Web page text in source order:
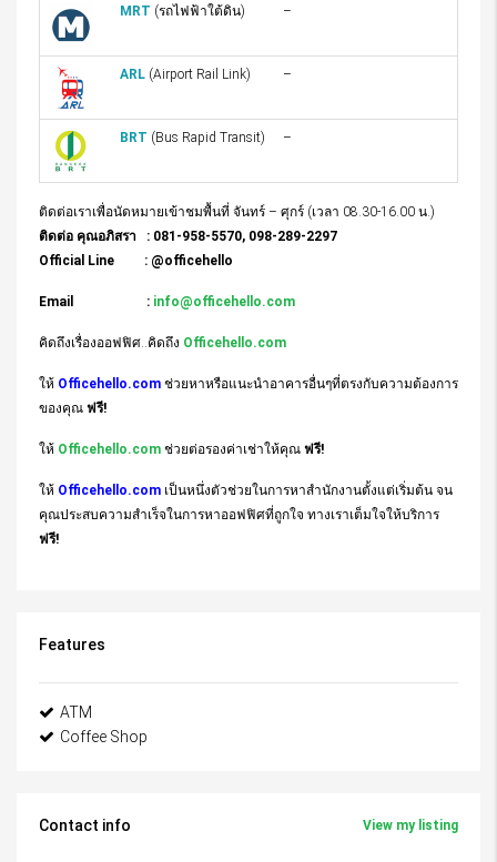
MRT (รถไฟฟ้าใต้ดิน) –
ARL (Airport Rail Link) –
BRT (Bus Rapid Transit) –
ติดต่อเราเพื่อนัดหมายเข้าชมพื้นที่ จันทร์ – ศุกร์ (เวลา 08.30-16.00 น.)
ติดต่อ คุณอภิสรา : 081-958-5570, 098-289-2297
Official Line : @officehello
Email : info@officehello.com
คิดถึงเรื่องออฟฟิศ..คิดถึง Officehello.com
ให้ Officehello.com ช่วยหาหรือแนะนำอาคารอื่นๆที่ตรงกับความต้องการ
ของคุณ ฟรี!
ให้ Officehello.com ช่วยต่อรองค่าเช่าให้คุณ ฟรี!
ให้ Officehello.com เป็นหนึ่งตัวช่วยในการหาสำนักงานตั้งแต่เริ่มต้น จน
คุณประสบความสำเร็จในการหาออฟฟิศที่ถูกใจ ทางเราเต็มใจให้บริการ
ฟรี!
Features
ATM
Coffee Shop
Contact info View my listing